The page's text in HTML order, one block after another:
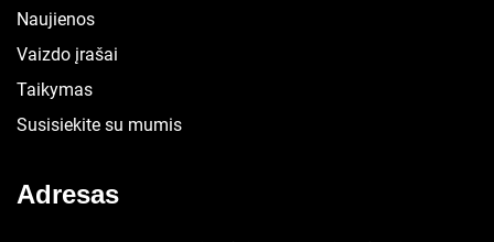
Naujienos
Vaizdo įrašai
Taikymas
Susisiekite su mumis
Adresas